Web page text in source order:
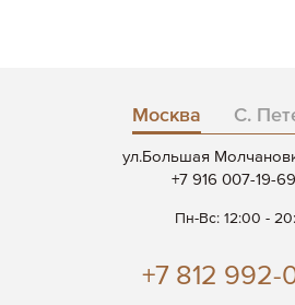
Москва С.
ул.Большая
+7 916 007-19-69
Пн-Вс: 12:00 -
+7 812 992-